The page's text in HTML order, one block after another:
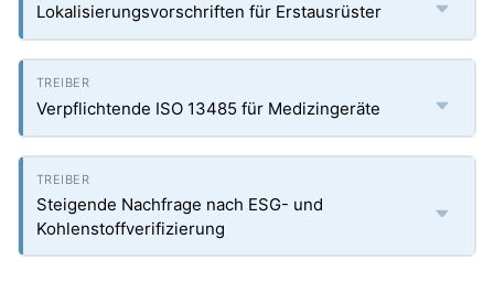
Lokalisierungsvorschriften für Erstausrüster
Verpflichtende ISO 13485 für Medizingeräte
Steigende Nachfrage nach ESG- und
Kohlenstoffverifizierung